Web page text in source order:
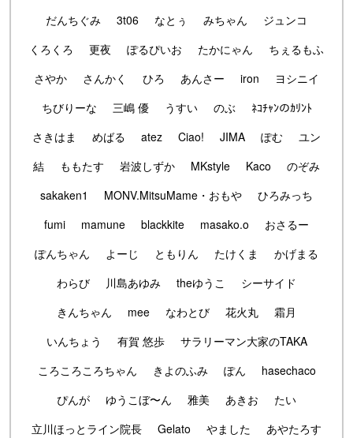
だんちぐみ
3t06 なとぅ みちゃん
ジュンコ
くろくろ
更夜 ぽるぴいお たかにゃん
ちぇるもふ
さやか
さんかく ひろ あんさー iron
ヨシニイ
ちびりーな
三嶋 優 うすい のぶ
ﾈｺﾁｬﾝのｶﾘﾝﾄ
さきはま
めばる atez Ciao! JIMA ぽむ
ユン
結
ももたす 岩波しずか MKstyle Kaco
のぞみ
sakaken1
MONV.MitsuMame・おもや
ひろみっち
fumi
mamune blackkite masako.o
おさるー
ぽんちゃん
よーじ ともりん たけくま
かげまる
わらび
川島あゆみ theゆうこ
シーサイド
きんちゃん
mee なわとび 花火丸
霜月
いんちょう
有賀 悠歩
サラリーマン大家のTAKA
ころころころちゃん
きよのふみ ぽん
hasechaco
ぴんが
ゆうこぼ〜ん 雅美 あきお
たい
立川ほっとライン院長
Gelato やました
あやたろす